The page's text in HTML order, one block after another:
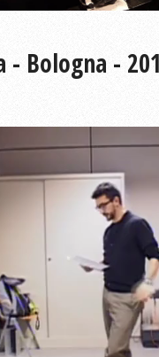
- Bologna -